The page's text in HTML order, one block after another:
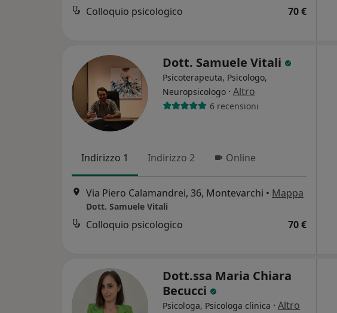
Colloquio psicologico 70 €
Dott. Samuele Vitali
Psicoterapeuta, Psicologo,
Neuropsicologo · Altro
6 recensioni
Indirizzo 1 Indirizzo 2 Online
Via Piero Calamandrei, 36, Montevarchi • Mappa
Dott. Samuele Vitali
Colloquio psicologico 70 €
Dott.ssa Maria Chiara
Becucci
Psicologa, Psicologa clinica · Altro